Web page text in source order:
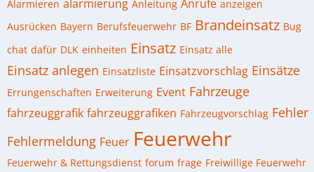
Alarmieren alarmierung Anleitung Anrufe anzeigen
Ausrücken Bayern Berufsfeuerwehr BF Brandeinsatz Bug
chat dafür DLK einheiten Einsatz Einsatz alle
Einsatz anlegen Einsatzliste Einsatzvorschlag Einsätze
Errungenschaften Erweiterung Event Fahrzeuge
fahrzeuggrafik fahrzeuggrafiken Fahrzeugvorschlag Fehler
Fehlermeldung Feuer Feuerwehr
Feuerwehr & Rettungsdienst forum frage Freiwillige Feuerwehr